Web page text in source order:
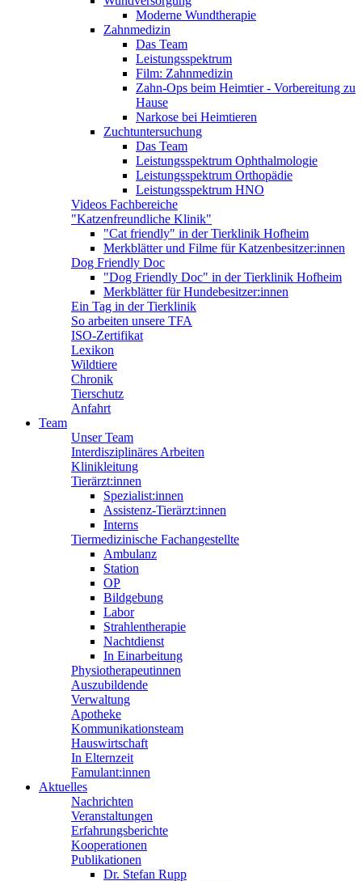
Moderne Wundtherapie
Zahnmedizin
Das Team
Leistungsspektrum
Film: Zahnmedizin
Zahn-Ops beim Heimtier - Vorbereitung zu
Hause
Narkose bei Heimtieren
Zuchtuntersuchung
Das Team
Leistungsspektrum Ophthalmologie
Leistungsspektrum Orthopädie
Leistungsspektrum HNO
Videos Fachbereiche
"Katzenfreundliche Klinik"
"Cat friendly" in der Tierklinik Hofheim
Merkblätter und Filme für Katzenbesitzer:innen
Dog Friendly Doc
"Dog Friendly Doc" in der Tierklinik Hofheim
Merkblätter für Hundebesitzer:innen
Ein Tag in der Tierklinik
So arbeiten unsere TFA
ISO-Zertifikat
Lexikon
Wildtiere
Chronik
Tierschutz
Anfahrt
Team
Unser Team
Interdisziplinäres Arbeiten
Klinikleitung
Tierärzt:innen
Spezialist:innen
Assistenz-Tierärzt:innen
Interns
Tiermedizinische Fachangestellte
Ambulanz
Station
OP
Bildgebung
Labor
Strahlentherapie
Nachtdienst
In Einarbeitung
Physiotherapeutinnen
Auszubildende
Verwaltung
Apotheke
Kommunikationsteam
Hauswirtschaft
In Elternzeit
Famulant:innen
Aktuelles
Nachrichten
Veranstaltungen
Erfahrungsberichte
Kooperationen
Publikationen
Dr. Stefan Rupp